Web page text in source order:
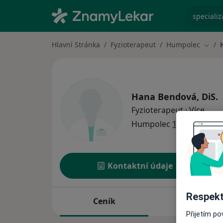
Hlavní Stránka Fyzioterapeut Humpolec
Hana Bendová, DiS.
Fyzioterapeut·Víceo
Humpolec 1 adresa
Kontaktní údaje
Ceník Adresy
Přijetím